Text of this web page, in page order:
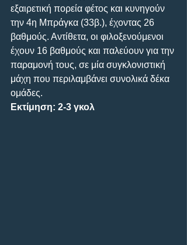
εξαιρετική πορεία φέτος και κυνηγούν
την 4η Μπράγκα (33β.), έχοντας 26
βαθμούς. Αντίθετα, οι φιλοξενούμενοι
έχουν 16 βαθμούς και παλεύουν για την
παραμονή τους, σε μία συγκλονιστική
μάχη που περιλαμβάνει συνολικά δέκα
ομάδες.
Εκτίμηση: 2-3 γκολ